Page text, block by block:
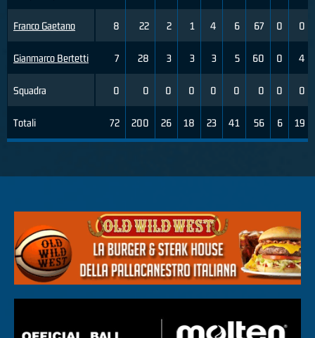
Franco Gaetano
Gianmarco Bertetti
Squadra
Totali
8 22 2 1 4 6 67 0 0
7 28 3 3 3 5 60 0 4
0 0 0 0 0 0 0 0 0
72 200 26 18 23 41 56 6 19